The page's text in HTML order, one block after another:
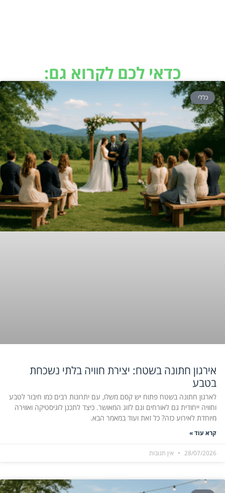
כדאי לכם לקרוא גם:
כללי
אירגון חתונה בשטח: יצירת חוויה בלתי נשכחת
בטבע
לארגון חתונה בשטח פתוח יש קסם משלו, עם יתרונות רבים כמו חיבור לטבע
וחוויה ייחודית גם לאורחים וגם לזוג המאושר. כיצד לתכנן לוגיסטיקה ואווירה
מיוחדת לאירוע כזה? כל זאת ועוד במאמר הבא.
קרא עוד »
28/07/2026 אין תגובות